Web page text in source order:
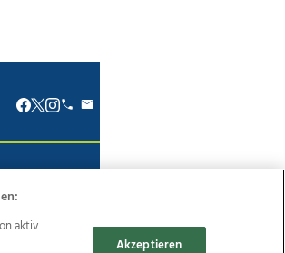
aktiv
Akzeptieren